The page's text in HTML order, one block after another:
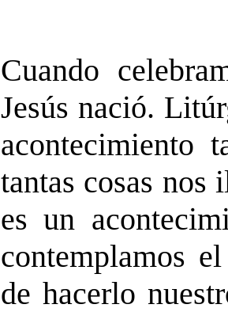
Cuando
Jesús nació.
acontecimiento
tantas cosas nos
es un
contemplamos
de hacerlo